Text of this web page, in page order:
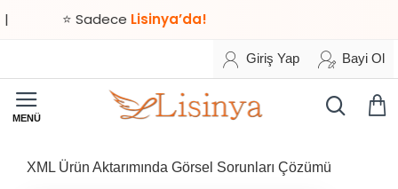
⭐ SadeceLisinya’da!
Giriş Yap Bayi Ol
XML Ürün Aktarımında Görsel Sorunları Çözümü